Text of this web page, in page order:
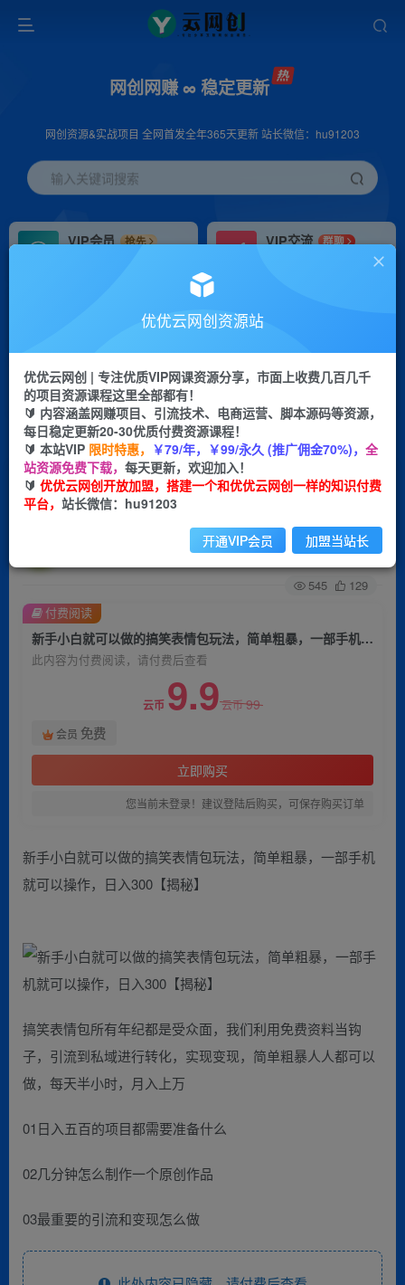
网创网赚 ∞ 稳定更新
网创资源&实战项目 全网首发全年365天更新 站长微信：hu91203
输入关键词搜索
VIP会员
抢先
VIP交流
群聊
研究探讨更多创业项目路子。
会员专属推广链接
挂机 项目
脚本卡密
APP下载
GO
首页 创业课程 会员免费 正文
新手小白就可以做的搞笑表情包玩法，简单粗暴，
一部手机就可以操作，日入300【揭秘】
关注 私信
545 129
新手小白就可以做的搞笑表情包玩法，简单粗暴，一部手机就可以操作，日入300【揭秘】
此内容为付费阅读，请付费后查看
云币 9.9云币99
会员 免费
立即购买
您当前未登录！建议登陆后购买，可保存购买订单
付费阅读
新手小白就可以做的搞笑表情包玩法，简单粗暴，一部手机
就可以操作，日入300【揭秘】
搞笑表情包所有年纪都是受众面，我们利用免费资料当钩
子，引流到私域进行转化，实现变现，简单粗暴人人都可以
做，每天半小时，月入上万
01日入五百的项目都需要准备什么
02几分钟怎么制作一个原创作品
03最重要的引流和变现怎么做
优优云网创资源站
优优云网创 | 专注优质VIP网课资源分享，市面上收费几百几千
的项目资源课程这里全部都有！
🔰 内容涵盖网赚项目、引流技术、电商运营、脚本源码等资源，
每日稳定更新20-30优质付费资源课程！
🔰 本站VIP 限时特惠， ￥79/年，￥99/永久 (推广佣金70%)， 全
站资源免费下载， 每天更新，欢迎加入！
🔰 优优云网创开放加盟，搭建一个和优优云网创一样的知识付费
平台， 站长微信：hu91203
开通VIP会员 加盟当站长